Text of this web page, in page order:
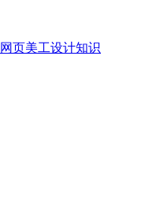
网页美工设计知识